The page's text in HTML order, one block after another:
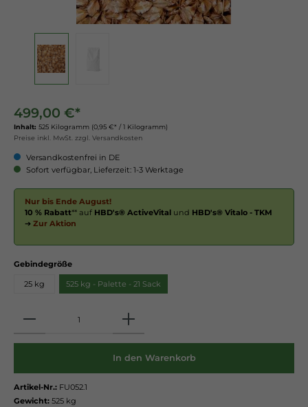
499,00 €*
Inhalt: 525 Kilogramm (0,95 €* / 1 Kilogramm)
Preise inkl. MwSt. zzgl. Versandkosten
Versandkostenfrei in DE
Sofort verfügbar, Lieferzeit: 1-3 Werktage
Nur bis Ende August!
10 % Rabatt** auf HBD's® ActiveVital und HBD's® Vitalo - TKM
➔ Zur Aktion
Gebindegröße
25 kg 525 kg - Palette - 21 Sack
In den Warenkorb
Artikel-Nr.: FU052.1
Gewicht: 525 kg